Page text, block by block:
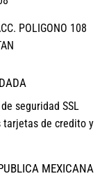
POLIGONO 108
seguridad SSL
tarjetas de credito y
MEXICANA